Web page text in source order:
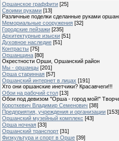
Оршанское граффити [25]
Своими руками [13]
Различные поделки сделанные руками
Мемориальные сооружения [32]
Городские пейзажи [235]
Архитектурные изыски [51]
Духовное наследие [51]
Контрасты [75]
Оршанщина [80]
Окрестности Орши, Оршанский район
Мы - оршанцы [201]
Орша старинная [57]
Оршанский интернет в лицах [191]
Хто они оршанские инетчики? Красавчеги!!!
Обои на рабочий стол [13]
Обои под девизом "Орша - город мой!"
Короткевич Владимир Семенович [38]
Предприятия, учреждения и организации [153]
Оршанский музейный комплекс [43]
Орша ночная [33]
Оршанский транспорт [31]
Физкультура и спорт в Орше [39]